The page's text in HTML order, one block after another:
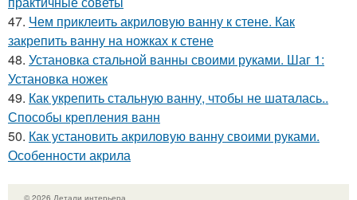
47. Чем приклеить акриловую ванну к стене. Как
закрепить ванну на ножках к стене
48. Установка стальной ванны своими руками. Шаг 1:
Установка ножек
49. Как укрепить стальную ванну, чтобы не шаталась..
Способы крепления ванн
50. Как установить акриловую ванну своими руками.
Особенности акрила
© 2026 Детали интерьера